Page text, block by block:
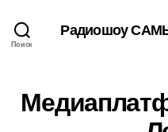
Поиск
Радиошоу